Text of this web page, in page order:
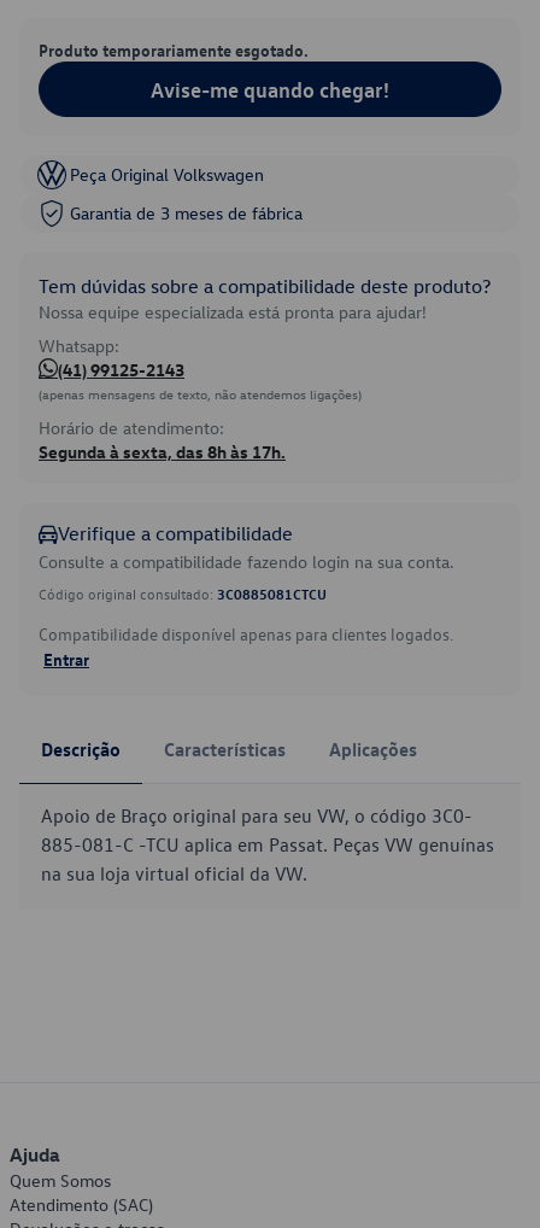
Produto temporariamente esgotado.
Avise-me quando chegar!
Peça Original Volkswagen
Garantia de 3 meses de fábrica
Tem dúvidas sobre a compatibilidade deste produto?
Nossa equipe especializada está pronta para ajudar!
Whatsapp:
(41) 99125-2143
(apenas mensagens de texto, não atendemos ligações)
Horário de atendimento:
Segunda à sexta, das 8h às 17h.
Verifique a compatibilidade
Consulte a compatibilidade fazendo login na sua conta.
Código original consultado: 3C0885081CTCU
Compatibilidade disponível apenas para clientes logados.
Entrar
Descrição Características Aplicações
Apoio de Braço original para seu VW, o código 3C0-
885-081-C -TCU aplica em Passat. Peças VW genuínas
na sua loja virtual oficial da VW.
Ajuda
Quem Somos
Atendimento (SAC)